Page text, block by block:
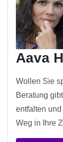
Aava
Wollen Sie
Beratung
entfalten
Weg in Ihre